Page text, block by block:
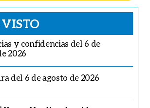
y confidencias del 6 de
2026
del 6 de agosto de 2026